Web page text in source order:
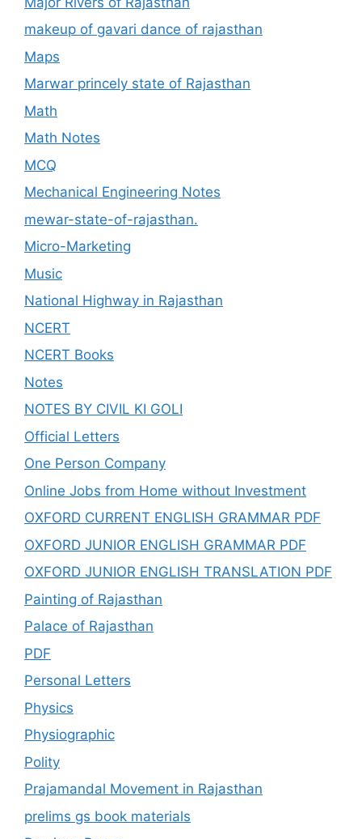
makeup of gavari dance of rajasthan
Maps
Marwar princely state of Rajasthan
Math
Math Notes
MCQ
Mechanical Engineering Notes
mewar-state-of-rajasthan.
Micro-Marketing
Music
National Highway in Rajasthan
NCERT
NCERT Books
Notes
NOTES BY CIVIL KI GOLI
Official Letters
One Person Company
Online Jobs from Home without Investment
OXFORD CURRENT ENGLISH GRAMMAR PDF
OXFORD JUNIOR ENGLISH GRAMMAR PDF
OXFORD JUNIOR ENGLISH TRANSLATION PDF
Painting of Rajasthan
Palace of Rajasthan
PDF
Personal Letters
Physics
Physiographic
Polity
Prajamandal Movement in Rajasthan
prelims gs book materials